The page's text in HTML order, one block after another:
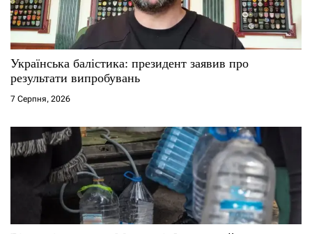
Українська балістика: президент заявив про
результати випробувань
7 Серпня, 2026